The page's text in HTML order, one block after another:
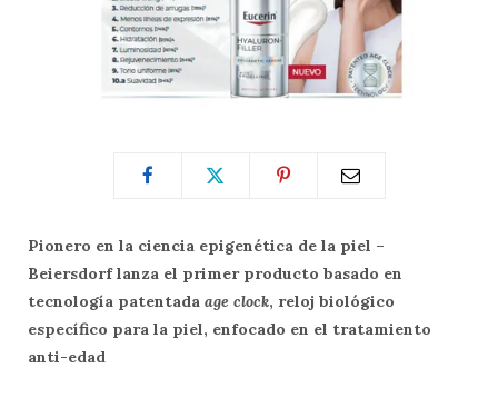
Pionero en la ciencia epigenética de la piel –
Beiersdorf lanza el primer producto basado en
tecnología patentada age clock, reloj biológico
específico para la piel, enfocado en el tratamiento
anti-edad